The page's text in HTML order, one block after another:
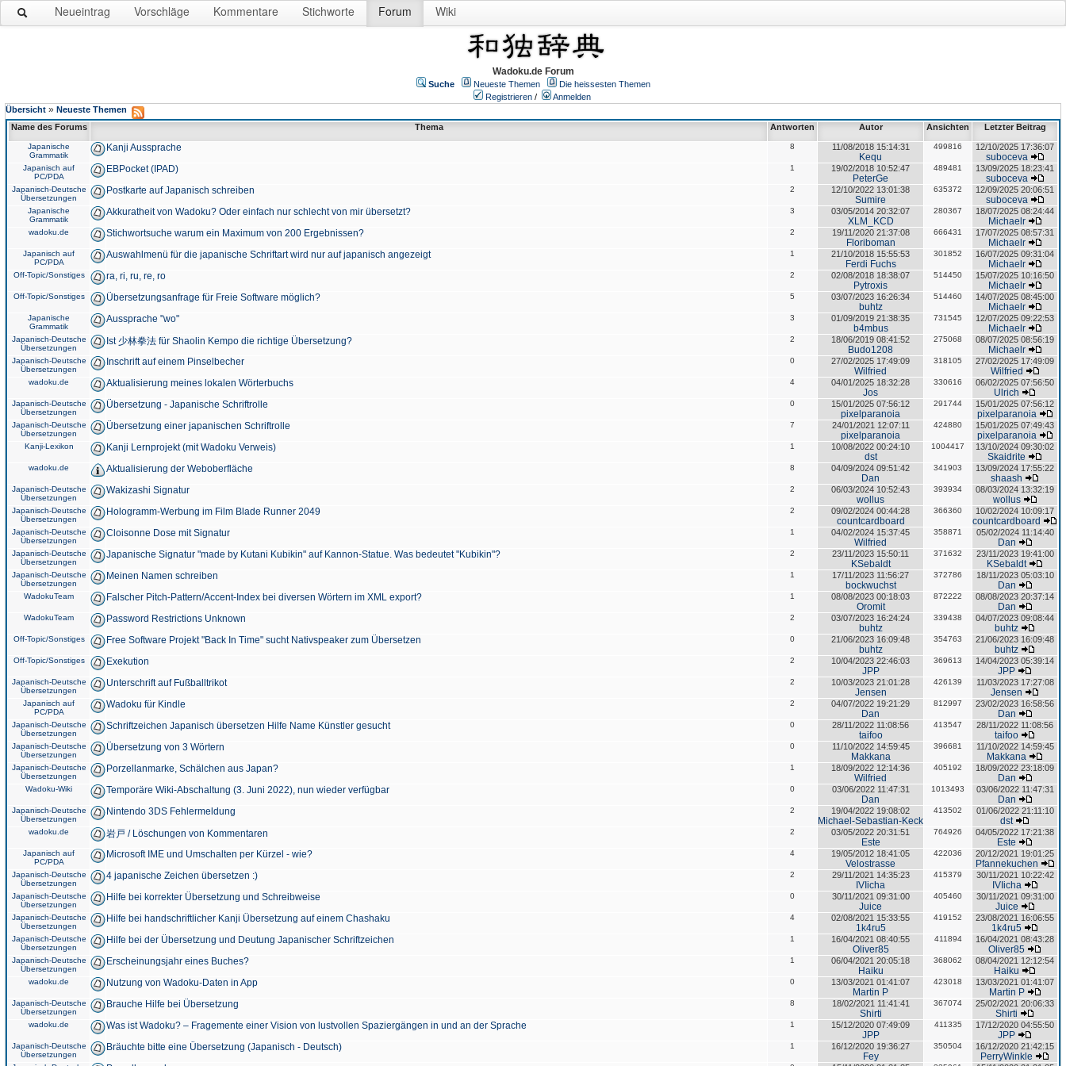
Neueintrag Vorschläge Kommentare Stichworte Forum Wiki
Wadoku.de Forum
Suche Neueste Themen
Die heissesten Themen
Registrieren /
Anmelden
Übersicht » Neueste Themen
Name des Forums
Thema Antworten Autor Ansichten Letzter Beitrag
Japanische
Grammatik
Kanji Aussprache 8 11/08/2018 15:14:31
Kequ
499816 12/10/2025 17:36:07
suboceva
Japanisch auf
PC/PDA
EBPocket (IPAD) 1 19/02/2018 10:52:47
PeterGe
489481 13/09/2025 18:23:41
suboceva
Japanisch-Deutsche
Übersetzungen
Postkarte auf Japanisch schreiben 2 12/10/2022 13:01:38
Sumire
635372 12/09/2025 20:06:51
suboceva
Japanische
Grammatik
Akkuratheit von Wadoku? Oder einfach nur schlecht von mir übersetzt? 3 03/05/2014 20:32:07
XLM_KCD
280367 18/07/2025 08:24:44
Michaelr
wadoku.de Stichwortsuche warum ein Maximum von 200 Ergebnissen? 2 19/11/2020 21:37:08
Floriboman
666431 17/07/2025 08:57:31
Michaelr
Japanisch auf
PC/PDA
Auswahlmenü für die japanische Schriftart wird nur auf japanisch angezeigt 1 21/10/2018 15:55:53
Ferdi Fuchs
301852 16/07/2025 09:31:04
Michaelr
Off-Topic/Sonstiges ra, ri, ru, re, ro 2 02/08/2018 18:38:07
Pytroxis
514450 15/07/2025 10:16:50
Michaelr
Off-Topic/Sonstiges Übersetzungsanfrage für Freie Software möglich? 5 03/07/2023 16:26:34
buhtz
514460 14/07/2025 08:45:00
Michaelr
Japanische
Grammatik
Aussprache "wo" 3 01/09/2019 21:38:35
b4mbus
731545 12/07/2025 09:22:53
Michaelr
Japanisch-Deutsche
Übersetzungen
Ist 少林拳法 für Shaolin Kempo die richtige Übersetzung? 2 18/06/2019 08:41:52
Budo1208
275068 08/07/2025 08:56:19
Michaelr
Japanisch-Deutsche
Übersetzungen
Inschrift auf einem Pinselbecher 0 27/02/2025 17:49:09
Wilfried
318105 27/02/2025 17:49:09
Wilfried
wadoku.de Aktualisierung meines lokalen Wörterbuchs 4 04/01/2025 18:32:28
Jos
330616 06/02/2025 07:56:50
Ulrich
Japanisch-Deutsche
Übersetzungen
Übersetzung - Japanische Schriftrolle 0 15/01/2025 07:56:12
pixelparanoia
291744 15/01/2025 07:56:12
pixelparanoia
Japanisch-Deutsche
Übersetzungen
Übersetzung einer japanischen Schriftrolle 7 24/01/2021 12:07:11
pixelparanoia
424880 15/01/2025 07:49:43
pixelparanoia
Kanji-Lexikon Kanji Lernprojekt (mit Wadoku Verweis) 1 10/08/2022 00:24:10
dst
1004417 13/10/2024 09:30:02
Skaidrite
wadoku.de Aktualisierung der Weboberfläche 8 04/09/2024 09:51:42
Dan
341903 13/09/2024 17:55:22
shaash
Japanisch-Deutsche
Übersetzungen
Wakizashi Signatur 2 06/03/2024 10:52:43
wollus
393934 08/03/2024 13:32:19
wollus
Japanisch-Deutsche
Übersetzungen
Hologramm-Werbung im Film Blade Runner 2049 2 09/02/2024 00:44:28
countcardboard
366360 10/02/2024 10:09:17
countcardboard
Japanisch-Deutsche
Übersetzungen
Cloisonne Dose mit Signatur 1 04/02/2024 15:37:45
Wilfried
358871 05/02/2024 11:14:40
Dan
Japanisch-Deutsche
Übersetzungen
Japanische Signatur "made by Kutani Kubikin" auf Kannon-Statue. Was bedeutet "Kubikin"? 2 23/11/2023 15:50:11
KSebaldt
371632 23/11/2023 19:41:00
KSebaldt
Japanisch-Deutsche
Übersetzungen
Meinen Namen schreiben 1 17/11/2023 11:56:27
bockwuchst
372786 18/11/2023 05:03:10
Dan
WadokuTeam Falscher Pitch-Pattern/Accent-Index bei diversen Wörtern im XML export? 1 08/08/2023 00:18:03
Oromit
872222 08/08/2023 20:37:14
Dan
WadokuTeam Password Restrictions Unknown 2 03/07/2023 16:24:24
buhtz
339438 04/07/2023 09:08:44
buhtz
Off-Topic/Sonstiges Free Software Projekt "Back In Time" sucht Nativspeaker zum Übersetzen 0 21/06/2023 16:09:48
buhtz
354763 21/06/2023 16:09:48
buhtz
Off-Topic/Sonstiges Exekution 2 10/04/2023 22:46:03
JPP
369613 14/04/2023 05:39:14
JPP
Japanisch-Deutsche
Übersetzungen
Unterschrift auf Fußballtrikot 2 10/03/2023 21:01:28
Jensen
426139 11/03/2023 17:27:08
Jensen
Japanisch auf
PC/PDA
Wadoku für Kindle 2 04/07/2022 19:21:29
Dan
812997 23/02/2023 16:58:56
Dan
Japanisch-Deutsche
Übersetzungen
Schriftzeichen Japanisch übersetzen Hilfe Name Künstler gesucht 0 28/11/2022 11:08:56
taifoo
413547 28/11/2022 11:08:56
taifoo
Japanisch-Deutsche
Übersetzungen
Übersetzung von 3 Wörtern 0 11/10/2022 14:59:45
Makkana
396681 11/10/2022 14:59:45
Makkana
Japanisch-Deutsche
Übersetzungen
Porzellanmarke, Schälchen aus Japan? 1 18/09/2022 12:14:36
Wilfried
405192 18/09/2022 23:18:09
Dan
Wadoku-Wiki Temporäre Wiki-Abschaltung (3. Juni 2022), nun wieder verfügbar 0 03/06/2022 11:47:31
Dan
1013493 03/06/2022 11:47:31
Dan
Japanisch-Deutsche
Übersetzungen
Nintendo 3DS Fehlermeldung 2 19/04/2022 19:08:02
Michael-Sebastian-Keck
413502 01/06/2022 21:11:10
dst
wadoku.de 岩戸 / Löschungen von Kommentaren 2 03/05/2022 20:31:51
Este
764926 04/05/2022 17:21:38
Este
Japanisch auf
PC/PDA
Microsoft IME und Umschalten per Kürzel - wie? 4 19/05/2012 18:41:05
Velostrasse
422036 20/12/2021 19:01:25
Pfannekuchen
Japanisch-Deutsche
Übersetzungen
4 japanische Zeichen übersetzen :) 2 29/11/2021 14:35:23
IVIicha
415379 30/11/2021 10:22:42
IVIicha
Japanisch-Deutsche
Übersetzungen
Hilfe bei korrekter Übersetzung und Schreibweise 0 30/11/2021 09:31:00
Juice
405460 30/11/2021 09:31:00
Juice
Japanisch-Deutsche
Übersetzungen
Hilfe bei handschriftlicher Kanji Übersetzung auf einem Chashaku 4 02/08/2021 15:33:55
1k4ru5
419152 23/08/2021 16:06:55
1k4ru5
Japanisch-Deutsche
Übersetzungen
Hilfe bei der Übersetzung und Deutung Japanischer Schriftzeichen 1 16/04/2021 08:40:55
Oliver85
411894 16/04/2021 08:43:28
Oliver85
Japanisch-Deutsche
Übersetzungen
Erscheinungsjahr eines Buches? 1 06/04/2021 20:05:18
Haiku
368062 08/04/2021 12:12:54
Haiku
wadoku.de Nutzung von Wadoku-Daten in App 0 13/03/2021 01:41:07
Martin P
423018 13/03/2021 01:41:07
Martin P
Japanisch-Deutsche
Übersetzungen
Brauche Hilfe bei Übersetzung 8 18/02/2021 11:41:41
Shirti
367074 25/02/2021 20:06:33
Shirti
wadoku.de Was ist Wadoku? – Fragemente einer Vision von lustvollen Spaziergängen in und an der Sprache 1 15/12/2020 07:49:09
JPP
411335 17/12/2020 04:55:50
JPP
Japanisch-Deutsche
Übersetzungen
Bräuchte bitte eine Übersetzung (Japanisch - Deutsch) 1 16/12/2020 19:36:27
Fey
350504 16/12/2020 21:42:15
PerryWinkle